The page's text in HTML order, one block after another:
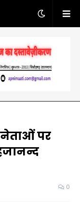
नेताओं पर
0